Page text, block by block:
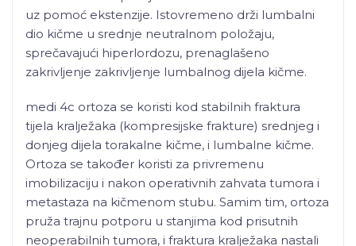
uz pomoć ekstenzije. Istovremeno drži lumbalni
dio kičme u srednje neutralnom položaju,
sprečavajući hiperlordozu, prenaglašeno
zakrivljenje zakrivljenje lumbalnog dijela kičme.
medi 4c ortoza se koristi kod stabilnih fraktura
tijela kralježaka (kompresijske frakture) srednjeg i
donjeg dijela torakalne kičme, i lumbalne kičme.
Ortoza se također koristi za privremenu
imobilizaciju i nakon operativnih zahvata tumora i
metastaza na kičmenom stubu. Samim tim, ortoza
pruža trajnu potporu u stanjima kod prisutnih
neoperabilnih tumora, i fraktura kralježaka nastali